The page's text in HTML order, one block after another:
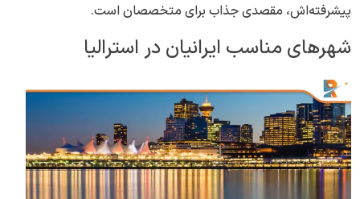
پیشرفته‌اش، مقصدی جذاب برای متخصصان است.
شهرهای مناسب ایرانیان در استرالیا